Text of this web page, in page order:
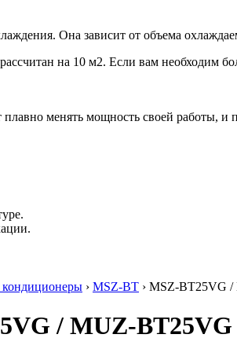
Она зависит от объема
на 10 м2. Если вам необходим
менять мощность своей работы, и
› MSZ-BT › MSZ-BT25VG
/ MUZ-BT25VG